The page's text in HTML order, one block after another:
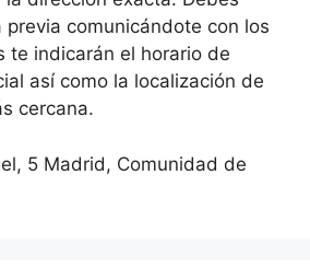
previa comunicándote con los
te indicarán el horario de
así como la localización de
cercana.
5 Madrid, Comunidad de